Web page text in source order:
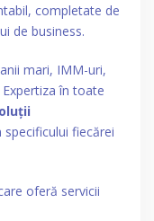
completate de
de business.
mari, IMM-uri,
în toate
fiecărei
oferă servicii